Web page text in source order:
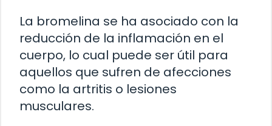
La bromelina se ha asociado con la
reducción de la inflamación en el
cuerpo, lo cual puede ser útil para
aquellos que sufren de afecciones
como la artritis o lesiones
musculares.